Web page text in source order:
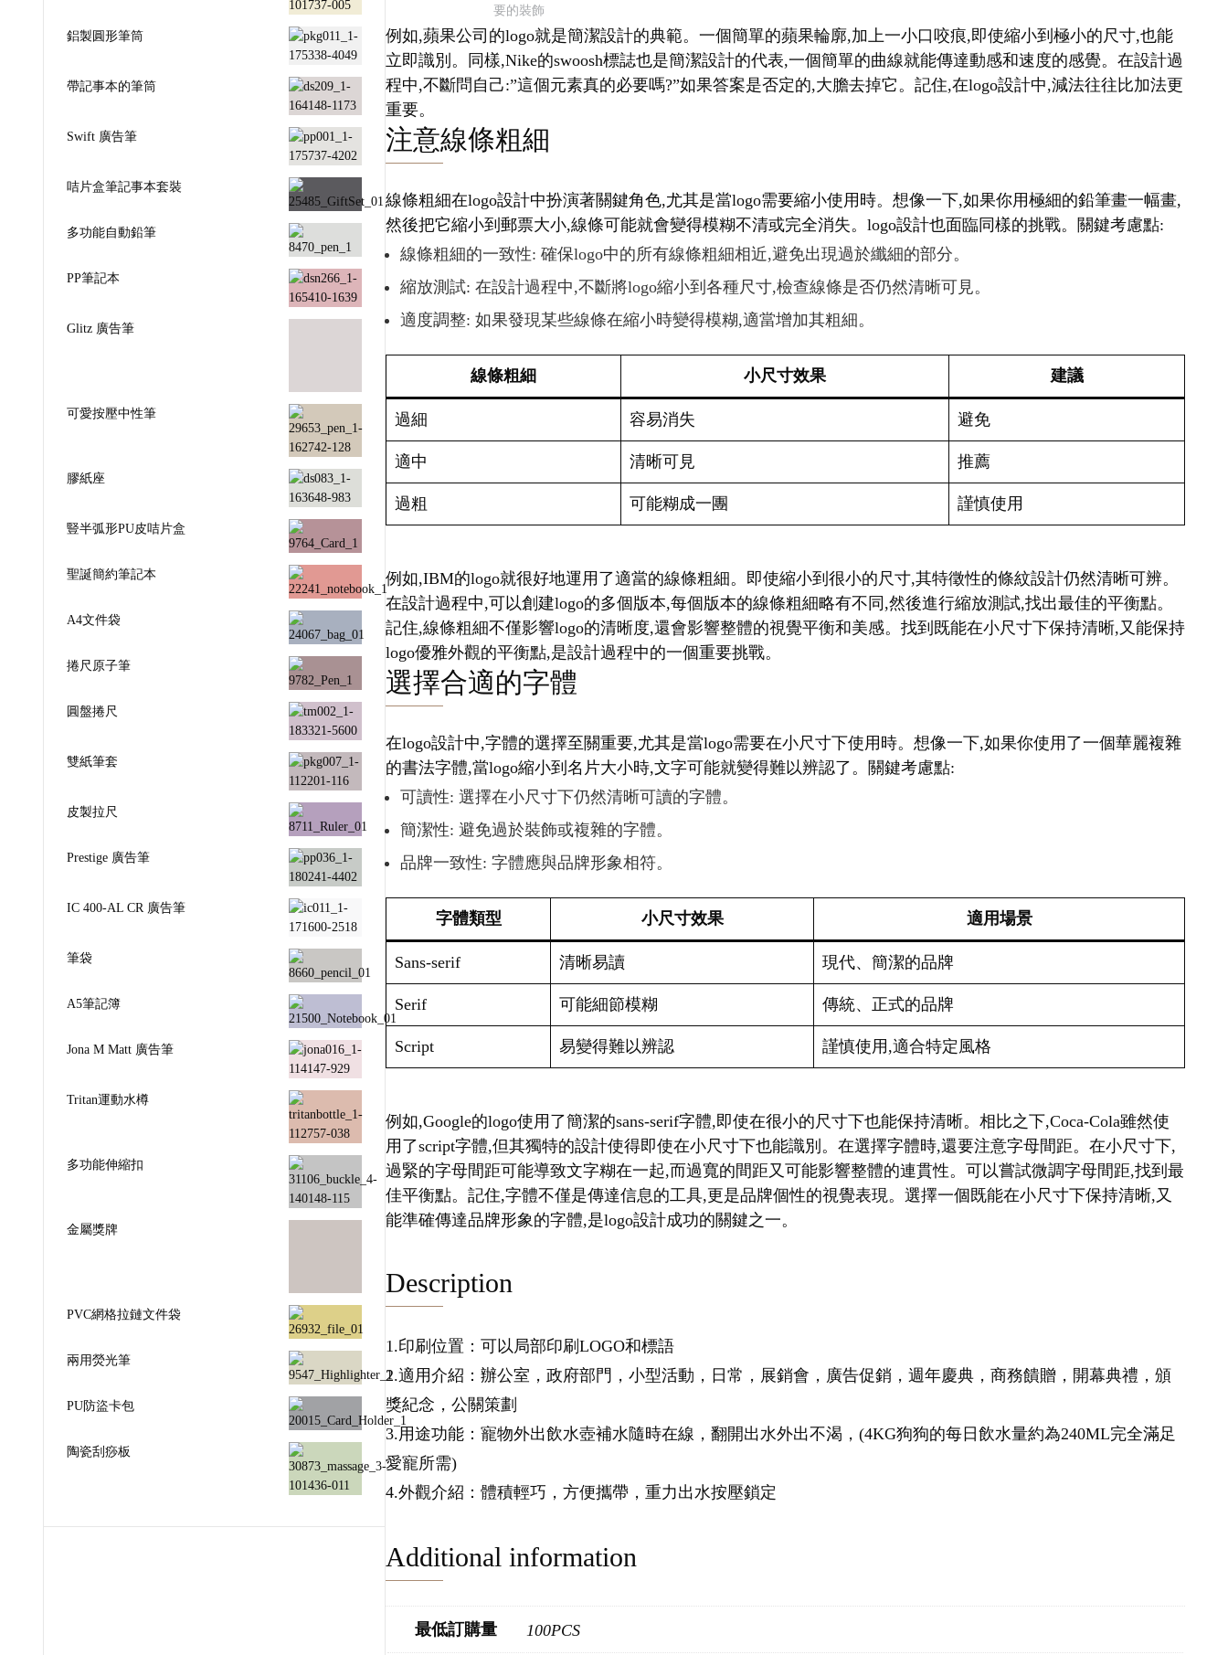
要的裝飾
例如,蘋果公司的logo就是簡潔設計的典範。一個簡單的蘋果輪廓,加上一小口咬痕,即使縮小到極小的尺寸,也能
立即識別。同樣,Nike的swoosh標誌也是簡潔設計的代表,一個簡單的曲線就能傳達動感和速度的感覺。在設計過
程中,不斷問自己:”這個元素真的必要嗎?”如果答案是否定的,大膽去掉它。記住,在logo設計中,減法往往比加法更
重要。
注意線條粗細
線條粗細在logo設計中扮演著關鍵角色,尤其是當logo需要縮小使用時。想像一下,如果你用極細的鉛筆畫一幅畫,
然後把它縮小到郵票大小,線條可能就會變得模糊不清或完全消失。logo設計也面臨同樣的挑戰。關鍵考慮點:
線條粗細的一致性: 確保logo中的所有線條粗細相近,避免出現過於纖細的部分。
縮放測試: 在設計過程中,不斷將logo縮小到各種尺寸,檢查線條是否仍然清晰可見。
適度調整: 如果發現某些線條在縮小時變得模糊,適當增加其粗細。
線條粗細 小尺寸效果 建議
過細 容易消失 避免
適中 清晰可見 推薦
過粗 可能糊成一團 謹慎使用
例如,IBM的logo就很好地運用了適當的線條粗細。即使縮小到很小的尺寸,其特徵性的條紋設計仍然清晰可辨。
在設計過程中,可以創建logo的多個版本,每個版本的線條粗細略有不同,然後進行縮放測試,找出最佳的平衡點。
記住,線條粗細不僅影響logo的清晰度,還會影響整體的視覺平衡和美感。找到既能在小尺寸下保持清晰,又能保持
logo優雅外觀的平衡點,是設計過程中的一個重要挑戰。
選擇合適的字體
在logo設計中,字體的選擇至關重要,尤其是當logo需要在小尺寸下使用時。想像一下,如果你使用了一個華麗複雜
的書法字體,當logo縮小到名片大小時,文字可能就變得難以辨認了。關鍵考慮點:
可讀性: 選擇在小尺寸下仍然清晰可讀的字體。
簡潔性: 避免過於裝飾或複雜的字體。
品牌一致性: 字體應與品牌形象相符。
字體類型 小尺寸效果 適用場景
Sans-serif 清晰易讀 現代、簡潔的品牌
Serif 可能細節模糊 傳統、正式的品牌
Script 易變得難以辨認 謹慎使用,適合特定風格
例如,Google的logo使用了簡潔的sans-serif字體,即使在很小的尺寸下也能保持清晰。相比之下,Coca-Cola雖然使
用了script字體,但其獨特的設計使得即使在小尺寸下也能識別。在選擇字體時,還要注意字母間距。在小尺寸下,
過緊的字母間距可能導致文字糊在一起,而過寬的間距又可能影響整體的連貫性。可以嘗試微調字母間距,找到最
佳平衡點。記住,字體不僅是傳達信息的工具,更是品牌個性的視覺表現。選擇一個既能在小尺寸下保持清晰,又
能準確傳達品牌形象的字體,是logo設計成功的關鍵之一。
Description
1.印刷位置：可以局部印刷LOGO和標語
2.適用介紹：辦公室，政府部門，小型活動，日常，展銷會，廣告促銷，週年慶典，商務饋贈，開幕典禮，頒
獎紀念，公關策劃
3.用途功能：寵物外出飲水壺補水隨時在線，翻開出水外出不渴，(4KG狗狗的每日飲水量約為240ML完全滿足
愛寵所需)
4.外觀介紹：體積輕巧，方便攜帶，重力出水按壓鎖定
Additional information
最低訂購量 100PCS
鋁製圓形筆筒
帶記事本的筆筒
Swift 廣告筆
咭片盒筆記事本套裝
多功能自動鉛筆
PP筆記本
Glitz 廣告筆
可愛按壓中性筆
膠紙座
豎半弧形PU皮咭片盒
聖誕簡約筆記本
A4文件袋
捲尺原子筆
圓盤捲尺
雙紙筆套
皮製拉尺
Prestige 廣告筆
IC 400-AL CR 廣告筆
筆袋
A5筆記簿
Jona M Matt 廣告筆
Tritan運動水樽
多功能伸縮扣
金屬獎牌
PVC網格拉鏈文件袋
兩用熒光筆
PU防盜卡包
陶瓷刮痧板